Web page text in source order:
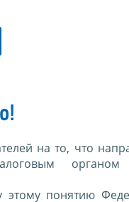
на то, что
органом
этому понятию